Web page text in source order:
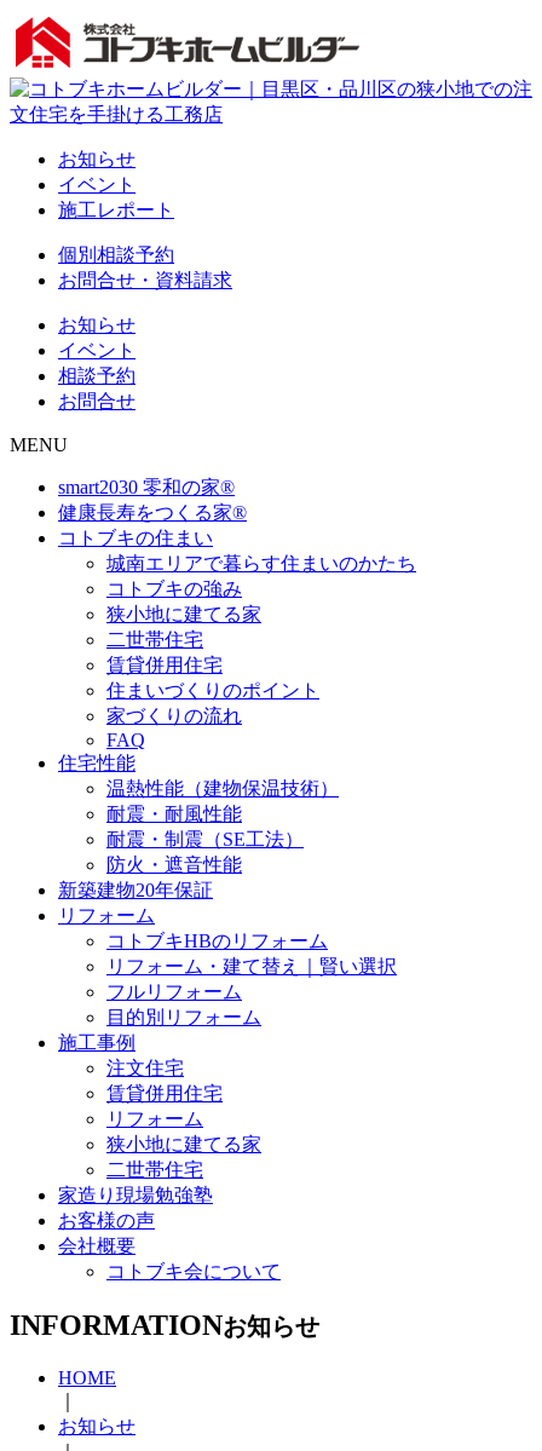
お知らせ
イベント
施工レポート
個別相談予約
お問合せ・資料請求
お知らせ
イベント
相談予約
お問合せ
MENU
smart2030 零和の家®
健康長寿をつくる家®
コトブキの住まい
城南エリアで暮らす住まいのかたち
コトブキの強み
狭小地に建てる家
二世帯住宅
賃貸併用住宅
住まいづくりのポイント
家づくりの流れ
FAQ
住宅性能
温熱性能（建物保温技術）
耐震・耐風性能
耐震・制震（SE工法）
防火・遮音性能
新築建物20年保証
リフォーム
コトブキHBのリフォーム
リフォーム・建て替え｜賢い選択
フルリフォーム
目的別リフォーム
施工事例
注文住宅
賃貸併用住宅
リフォーム
狭小地に建てる家
二世帯住宅
家造り現場勉強塾
お客様の声
会社概要
コトブキ会について
INFORMATIONお知らせ
HOME
お知らせ